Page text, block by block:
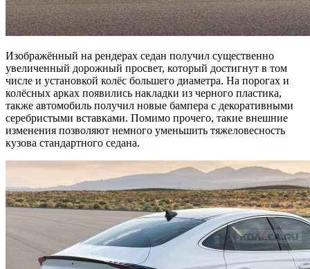
Изображённый на рендерах седан получил существенно
увеличенный дорожный просвет, который достигнут в том
числе и установкой колёс большего диаметра. На порогах и
колёсных арках появились накладки из черного пластика,
также автомобиль получил новые бампера с декоративными
серебристыми вставками. Помимо прочего, такие внешние
изменения позволяют немного уменьшить тяжеловесность
кузова стандартного седана.